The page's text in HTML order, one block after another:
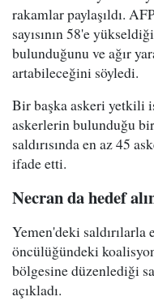
rakamlar paylaşıldı.
sayısının 58'e
bulunduğunu ve ağır
artabileceğini söyledi.
Bir başka askeri yetkili
askerlerin bulunduğu
saldırısında en az 45
ifade etti.
Necran da hedef
Yemen'deki
öncülüğündeki
bölgesine düzenlediği
açıkladı.